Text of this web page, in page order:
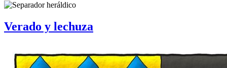
Verado y lechuza